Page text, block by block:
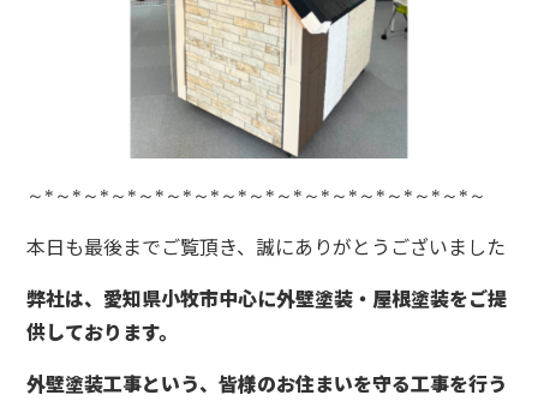
～ * ～ * ～ * ～ * ～ * ～ * ～ * ～ * ～ * ～ * ～ * ～ * ～ * ～ * ～ * ～ * ～
本日も最後までご覧頂き、誠にありがとうございました
弊社は、愛知県小牧市中心に外壁塗装・屋根塗装をご提
供しております。
外壁塗装工事という、皆様のお住まいを守る工事を行う